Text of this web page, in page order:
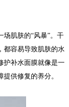
场肌肤的“风暴”。干
都容易导致肌肤的水
护补水面膜就像是一
供修复的养分。